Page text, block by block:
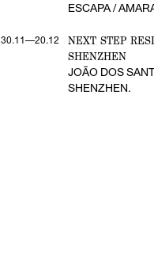
ESCAPA /
30.11—20.12
NEXT STEP
SHENZHEN
JOÃO DOS
SHENZHEN.